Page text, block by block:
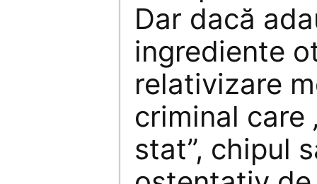
Dar dacă
ingrediente
relativizare
criminal care
stat”, chipul